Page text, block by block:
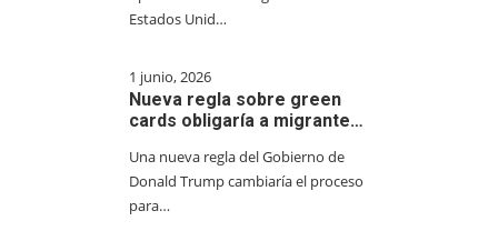
Estados Unid…
1 junio, 2026
Nueva regla sobre green
cards obligaría a migrante…
Una nueva regla del Gobierno de
Donald Trump cambiaría el proceso
para…